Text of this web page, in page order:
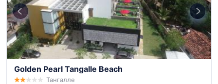
Golden Pearl Tangalle Beach
Тангалле